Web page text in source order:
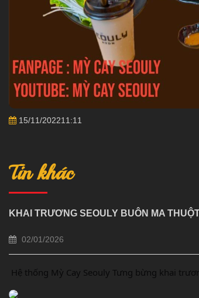
15/11/202211:11
Tin khác
KHAI TRƯƠNG SEOULY BUÔN MA
02/01/2026
Hệ thống Mỳ Cay Seouly Tưng bừng khai